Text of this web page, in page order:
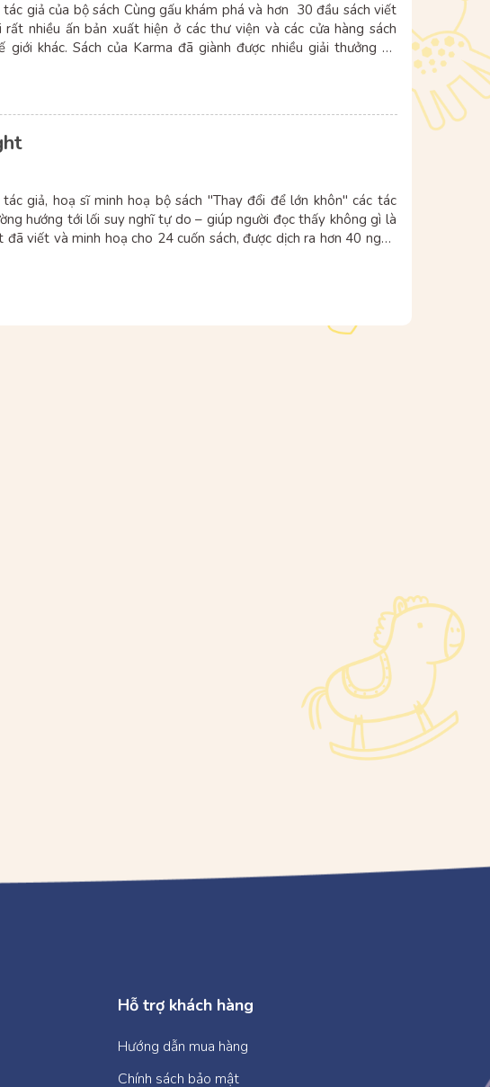
giả của bộ sách Cùng gấu khám phá và hơn 30 đầu sách viết
rất nhiều ấn bản xuất hiện ở các thư viện và các cửa hàng sách
giới khác. Sách của Karma đã giành được nhiều giải thưởng và
giả, hoạ sĩ minh hoạ bộ sách "Thay đổi để lớn khôn" các tác
hướng tới lối suy nghĩ tự do – giúp người đọc thấy không gì là
viết và minh hoạ cho 24 cuốn sách, được dịch ra hơn 40 ngôn
Hỗ trợ khách hàng
Hướng dẫn mua hàng
Chính sách bảo mật